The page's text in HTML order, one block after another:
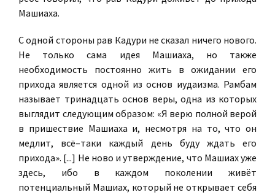
Машиаха.
С одной стороны рав Кадури не сказал ничего нового.
Не только сама идея Машиаха, но также
необходимость постоянно жить в ожидании его
прихода является одной из основ иудаизма. Рамбам
называет тринадцать основ веры, одна из которых
выглядит следующим образом: «Я верю полной верой
в пришествие Машиаха и, несмотря на то, что он
медлит, всё–таки каждый день буду ждать его
прихода». [...] Не ново и утверждение, что Машиах уже
здесь, ибо в каждом поколении живёт
потенциальный Машиах, который не открывает себя